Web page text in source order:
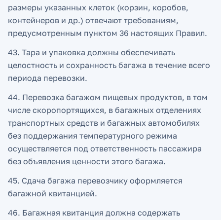
размеры указанных клеток (корзин, коробов,
контейнеров и др.) отвечают требованиям,
предусмотренным пунктом 36 настоящих Правил.
43. Тара и упаковка должны обеспечивать
целостность и сохранность багажа в течение всего
периода перевозки.
44. Перевозка багажом пищевых продуктов, в том
числе скоропортящихся, в багажных отделениях
транспортных средств и багажных автомобилях
без поддержания температурного режима
осуществляется под ответственность пассажира
без объявления ценности этого багажа.
45. Сдача багажа перевозчику оформляется
багажной квитанцией.
46. Багажная квитанция должна содержать